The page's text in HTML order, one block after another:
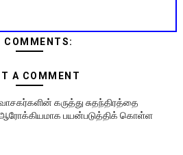
COMMENTS:
A COMMENT
கருத்து சுதந்திரத்தை
ஆரோக்கியமாக பயன்படுத்திக் கொள்ள